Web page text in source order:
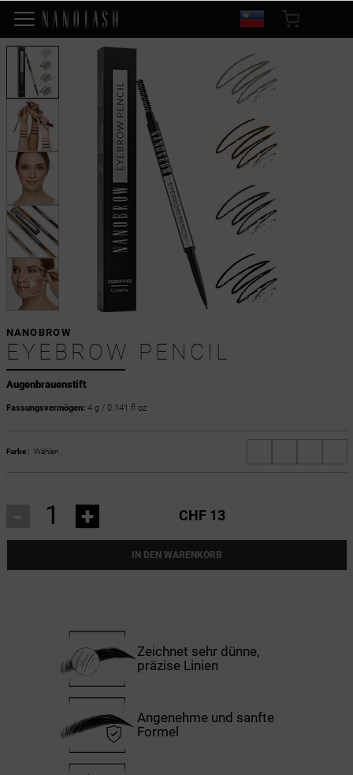
Augenbrauenstift
NANOBROW
EYEBROW PENCIL
Fassungsvermögen: 4 g / 0.141 fl oz
Farbe : Wählen
+ CHF 13
IN DEN WARENKORB
Zeichnet sehr dünne,
präzise Linien
Angenehme und sanfte
Formel